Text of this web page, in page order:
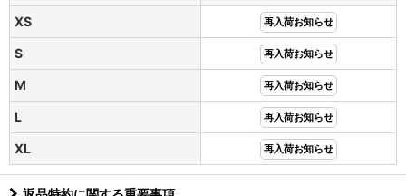
XS
再入荷お知らせ
S 再入荷お知らせ
M 再入荷お知らせ
L 再入荷お知らせ
XL 再入荷お知らせ